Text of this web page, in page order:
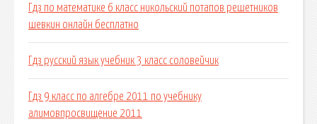
Гдз по математике 6 класс никольский потапов решетников
шевкин онлайн бесплатно
Гдз русский язык учебник 3 класс соловейчик
Гдз 9 класс по алгебре 2011 по учебнику
алимовпросвищение 2011